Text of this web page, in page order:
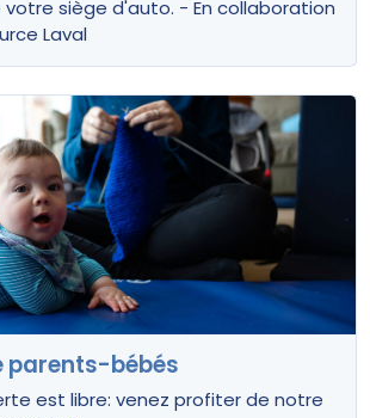
siège d'auto. - En collaboration
Laval
parents-bébés
est libre: venez profiter de notre